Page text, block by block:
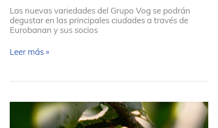
Las nuevas variedades del Grupo Vog se podrán
degustar en las principales ciudades a través de
Eurobanan y sus socios
La
el
de
RedPop®
Leer más »